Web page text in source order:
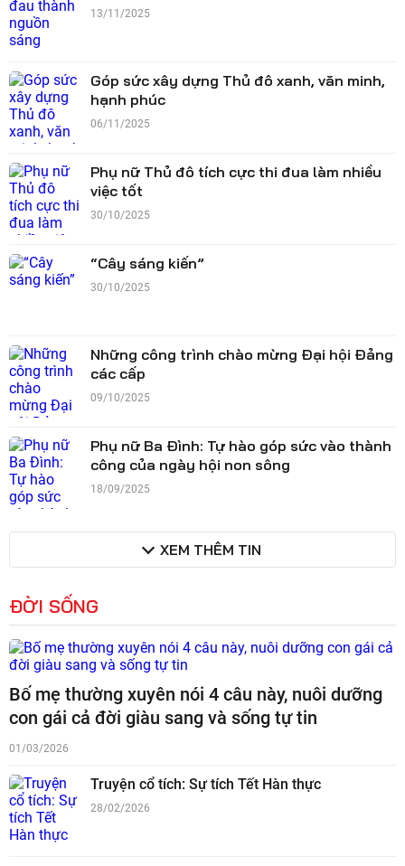
13/11/2025
Góp sức xây dựng Thủ đô xanh, văn minh,
hạnh phúc
06/11/2025
Phụ nữ Thủ đô tích cực thi đua làm nhiều
việc tốt
30/10/2025
“Cây sáng kiến”
30/10/2025
Những công trình chào mừng Đại hội Đảng
các cấp
09/10/2025
Phụ nữ Ba Đình: Tự hào góp sức vào thành
công của ngày hội non sông
18/09/2025
XEM THÊM TIN
ĐỜI SỐNG
Bố mẹ thường xuyên nói 4 câu này, nuôi dưỡng
con gái cả đời giàu sang và sống tự tin
01/03/2026
Truyện cổ tích: Sự tích Tết Hàn thực
28/02/2026